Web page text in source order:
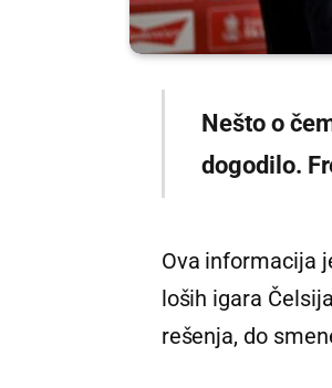
Nešto o
dogodilo.
Ova informacija
loših igara
rešenja, do